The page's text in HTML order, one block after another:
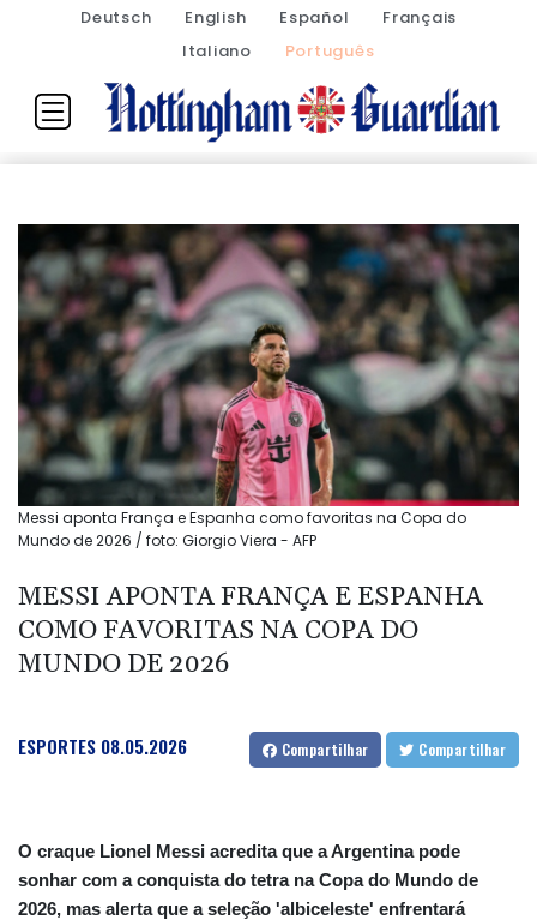
Deutsch English Español
Français
Italiano
Português
Messi aponta França e Espanha como favoritas na Copa do
Mundo de 2026 / foto: Giorgio Viera - AFP
MESSI APONTA FRANÇA E ESPANHA
COMO FAVORITAS NA COPA DO
MUNDO DE 2026
ESPORTES 08.05.2026 Compartilhar Compartilhar
O craque Lionel Messi acredita que a Argentina pode
sonhar com a conquista do tetra na Copa do Mundo de
2026, mas alerta que a seleção 'albiceleste' enfrentará